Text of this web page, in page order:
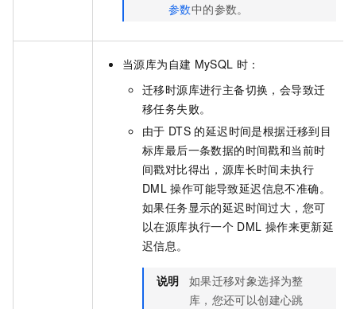
参数中的参数。
当源库为自建 MySQL 时：
迁移时源库进行主备切换，会导致迁
移任务失败。
由于 DTS 的延迟时间是根据迁移到目
标库最后一条数据的时间戳和当前时
间戳对比得出，源库长时间未执行
DML 操作可能导致延迟信息不准确。
如果任务显示的延迟时间过大，您可
以在源库执行一个 DML 操作来更新延
迟信息。
说明
如果迁移对象选择为整
库，您还可以创建心跳